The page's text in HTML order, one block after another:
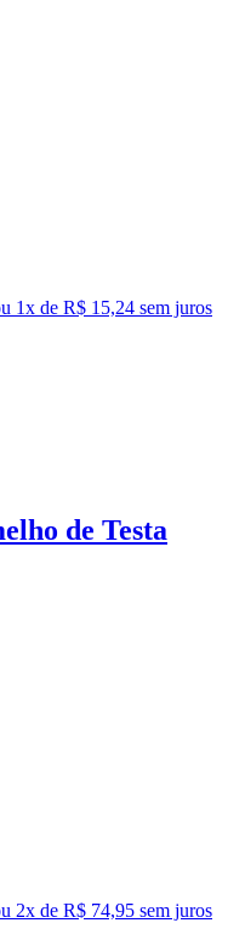
1x de R$ 15,24 sem juros
de Testa
2x de R$ 74,95 sem juros